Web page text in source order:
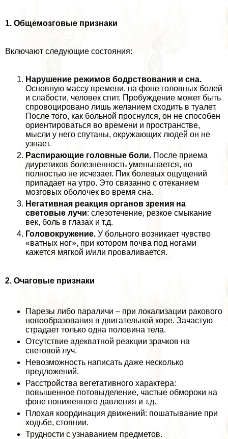
1. Общемозговые признаки
Включают следующие состояния:
Нарушение режимов бодрствования и сна.
Основную массу времени, на фоне головных болей
и слабости, человек спит. Пробуждение может быть
спровоцировано лишь желанием сходить в туалет.
После того, как больной проснулся, он не способен
ориентироваться во времени и прострaнcтве,
мысли у него спyтaны, окружающих людей он не
узнает.
Распирающие головные боли. После приема
диуретиков болезненность уменьшается, но
полностью не исчезает. Пик болевых ощущений
припадает на утро. Это связанно с отеканием
мозговых оболочек во время сна.
Негативная реакция органов зрения на
световые лучи: слезотечение, резкое смыкание
век, боль в глазах и т.д.
Головокружение. У больного возникает чувство
«ватных ног», при котором почва под ногами
кажется мягкой и/или проваливается.
2. Очаговые признаки
Парезы либо параличи – при локализации paкового
новообразования в двигательной коре. Зачастую
страдает только одна половина тела.
Отсутствие адекватной реакции зрачков на
световой луч.
Невозможность написать даже несколько
предложений.
Расстройства вегетативного хаpaктера:
повышенное потовыделение, частые обмороки на
фоне пониженного давления и т.д.
Плохая координация движений: пошатывание при
ходьбе, стоянии.
Трудности с узнаванием предметов.